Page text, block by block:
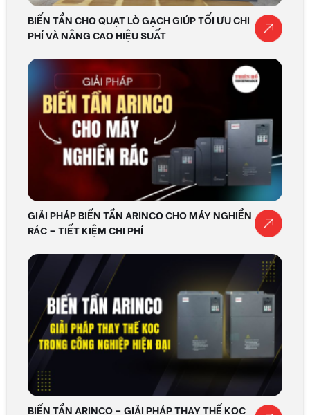
BIẾN TẦN CHO QUẠT LÒ GẠCH GIÚP TỐI ƯU CHI
PHÍ VÀ NÂNG CAO HIỆU SUẤT
GIẢI PHÁP BIẾN TẦN ARINCO CHO MÁY NGHIỀN
RÁC – TIẾT KIỆM CHI PHÍ
BIẾN TẦN ARINCO – GIẢI PHÁP THAY THẾ KOC